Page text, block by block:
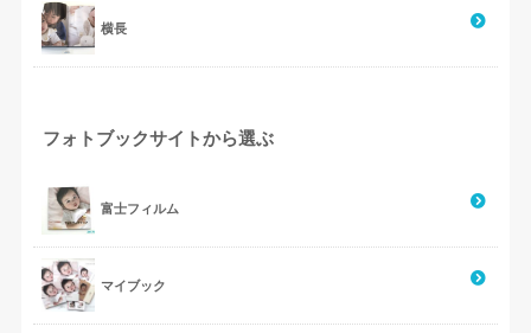
横長
フォトブックサイトから選ぶ
富士フィルム
マイブック